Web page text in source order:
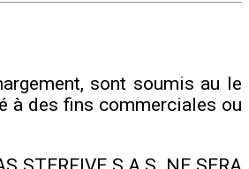
sont soumis au le
à des fins commerciales ou